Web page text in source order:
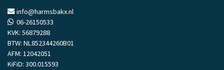
info@harmsbakx.nl
06-26150533
KVK: 56879288
BTW: NL852344260B01
AFM: 12042051
KiFiD: 300.015593